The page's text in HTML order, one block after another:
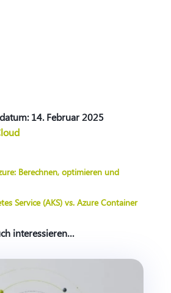
14. Februar 2025
Berechnen, optimieren und
Service (AKS) vs. Azure Container
interessieren…